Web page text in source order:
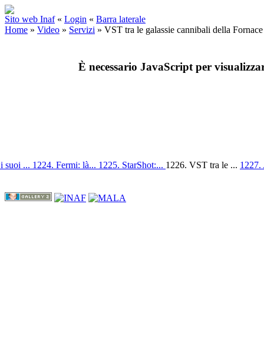
Sito web Inaf « Login « Barra laterale
Home » Video » Servizi » VST tra le galassie cannibali della Fornace
È necessario JavaScript per
suoi ... 1224. Fermi: là... 1225. StarShot:... 1226. VST tra le ...